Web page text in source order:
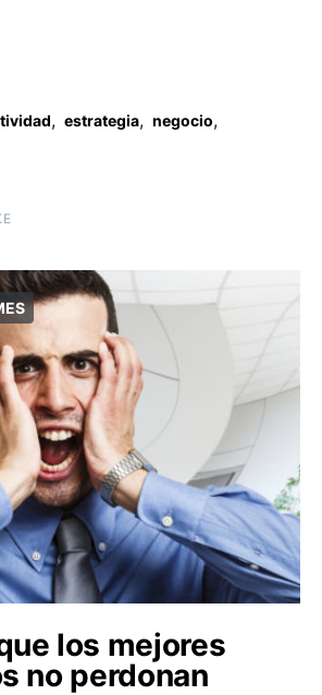
, estrategia, negocio,
los mejores
no perdonan